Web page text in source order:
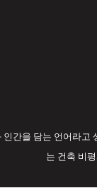
간을 담는 언어라
는 건축 비